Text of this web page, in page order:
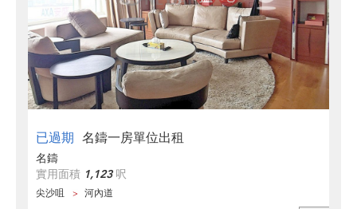
已過期 名鑄一房單位出租
名鑄
實用面積 1,123呎
尖沙咀 河內道